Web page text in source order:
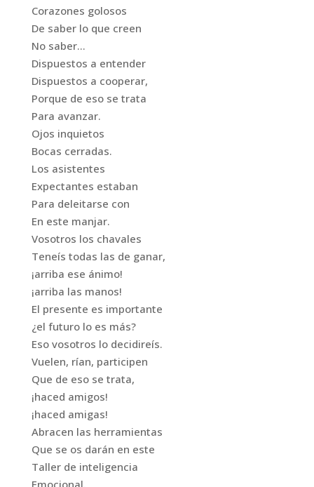
Corazones golosos
De saber lo que creen
No saber…
Dispuestos a entender
Dispuestos a cooperar,
Porque de eso se trata
Para avanzar.
Ojos inquietos
Bocas cerradas.
Los asistentes
Expectantes estaban
Para deleitarse con
En este manjar.
Vosotros los chavales
Teneís todas las de ganar,
¡arriba ese ánimo!
¡arriba las manos!
El presente es importante
¿el futuro lo es más?
Eso vosotros lo decidireís.
Vuelen, rían, participen
Que de eso se trata,
¡haced amigos!
¡haced amigas!
Abracen las herramientas
Que se os darán en este
Taller de inteligencia
Emocional.